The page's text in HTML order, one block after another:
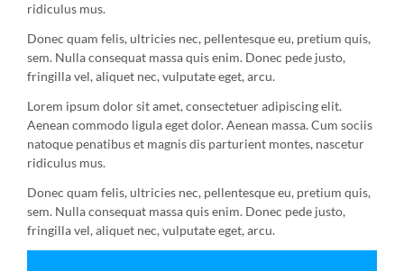
ridiculus mus.
Donec quam felis, ultricies nec, pellentesque eu, pretium quis,
sem. Nulla consequat massa quis enim. Donec pede justo,
fringilla vel, aliquet nec, vulputate eget, arcu.
Lorem ipsum dolor sit amet, consectetuer adipiscing elit.
Aenean commodo ligula eget dolor. Aenean massa. Cum sociis
natoque penatibus et magnis dis parturient montes, nascetur
ridiculus mus.
Donec quam felis, ultricies nec, pellentesque eu, pretium quis,
sem. Nulla consequat massa quis enim. Donec pede justo,
fringilla vel, aliquet nec, vulputate eget, arcu.